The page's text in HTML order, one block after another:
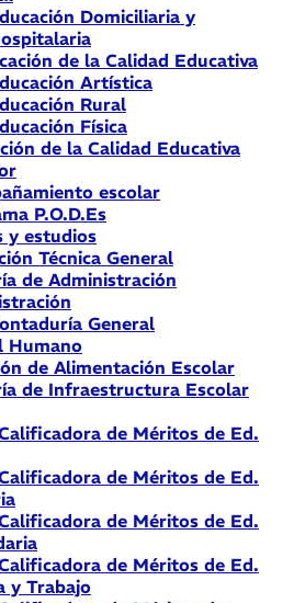
Domiciliaria y
de la Calidad Educativa
Artística
Rural
Física
de la Calidad Educativa
escolar
P.O.D.Es
y estudios
Técnica General
de Administración
General
Humano
de Alimentación Escolar
de Infraestructura Escolar
de Méritos de Ed.
de Méritos de Ed.
de Méritos de Ed.
de Méritos de Ed.
y Trabajo